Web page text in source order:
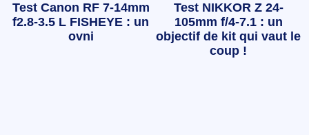
Test Canon RF 7-14mm
f2.8-3.5 L FISHEYE : un
ovni
Test NIKKOR Z 24-
105mm f/4-7.1 : un
objectif de kit qui vaut le
coup !